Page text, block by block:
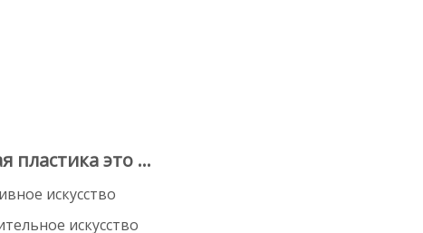
пластика это ...
искусство
искусство